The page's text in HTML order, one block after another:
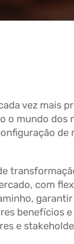
vez mais
o mundo dos
de
com
benefícios
e